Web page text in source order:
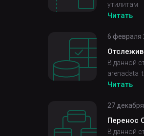
утилитам
Читать
6 февраля
В данной
Читать
27
Перенос
В данной